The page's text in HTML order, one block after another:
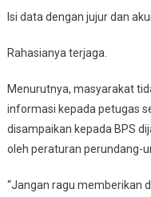
Isi data dengan jujur dan
Rahasianya terjaga.
Menurutnya, masyarakat
informasi kepada petugas
disampaikan kepada BPS
oleh peraturan perundang-
“Jangan ragu memberikan